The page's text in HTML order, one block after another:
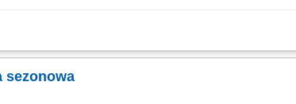
nowoczesnych platform i drabin. Segregowanie owoców według
sezonowa